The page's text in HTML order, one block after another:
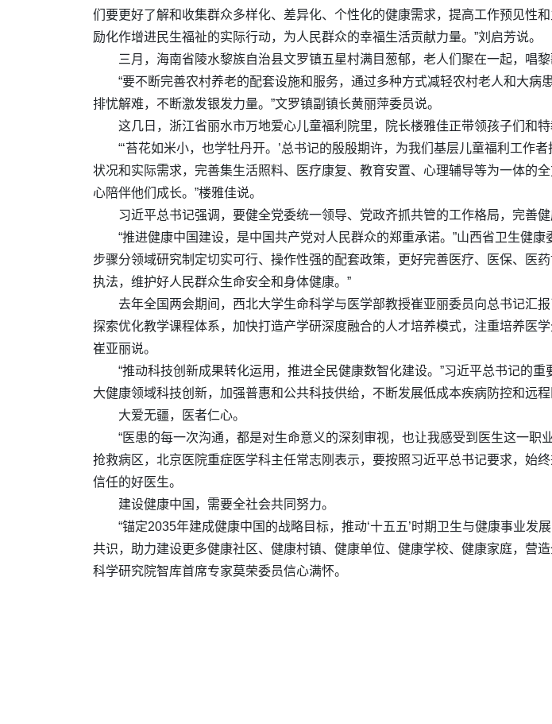
们要更好了解和收集群众多样化、差异化、个性化的健康需求，提高工作预见性
励化作增进民生福祉的实际行动，为人民群众的幸福生活贡献力量。”刘启芳说。
三月，海南省陵水黎族自治县文罗镇五星村满目葱郁，老人们聚在一起，唱
“要不断完善农村养老的配套设施和服务，通过多种方式减轻农村老人和大
排忧解难，不断激发银发力量。”文罗镇副镇长黄丽萍委员说。
这几日，浙江省丽水市万地爱心儿童福利院里，院长楼雅佳正带领孩子们和
“‘苔花如米小，也学牡丹开。’总书记的殷殷期许，为我们基层儿童福利工
状况和实际需求，完善集生活照料、医疗康复、教育安置、心理辅导等为一体的
心陪伴他们成长。”楼雅佳说。
习近平总书记强调，要健全党委统一领导、党政齐抓共管的工作格局，完善
“推进健康中国建设，是中国共产党对人民群众的郑重承诺。”山西省卫生健
步骤分领域研究制定切实可行、操作性强的配套政策，更好完善医疗、医保、医
执法，维护好人民群众生命安全和身体健康。”
去年全国两会期间，西北大学生命科学与医学部教授崔亚丽委员向总书记汇
探索优化教学课程体系，加快打造产学研深度融合的人才培养模式，注重培养医
崔亚丽说。
“推动科技创新成果转化运用，推进全民健康数智化建设。”习近平总书记的
大健康领域科技创新，加强普惠和公共科技供给，不断发展低成本疾病防控和远
大爱无疆，医者仁心。
“医患的每一次沟通，都是对生命意义的深刻审视，也让我感受到医生这一
抢救病区，北京医院重症医学科主任常志刚表示，要按照习近平总书记要求，始
信任的好医生。
建设健康中国，需要全社会共同努力。
“锚定2035年建成健康中国的战略目标，推动‘十五五’时期卫生与健康事业
共识，助力建设更多健康社区、健康村镇、健康单位、健康学校、健康家庭，营
科学研究院智库首席专家莫荣委员信心满怀。